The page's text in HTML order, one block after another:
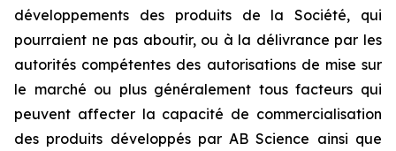
développements des produits de la Société, qui
pourraient ne pas aboutir, ou à la délivrance par les
autorités compétentes des autorisations de mise sur
le marché ou plus généralement tous facteurs qui
peuvent affecter la capacité de commercialisation
des produits développés par AB Science ainsi que